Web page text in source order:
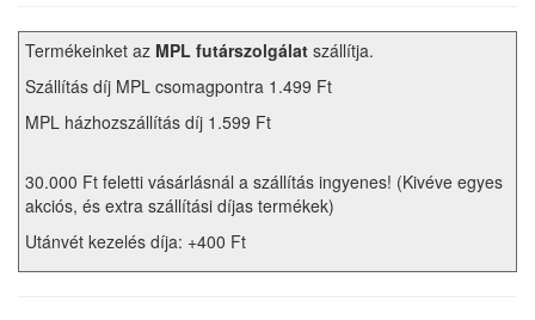
Termékeinket az MPL futárszolgálat szállítja.
Szállítás díj MPL csomagpontra 1.499 Ft
MPL házhozszállítás díj 1.599 Ft
30.000 Ft feletti vásárlásnál a szállítás ingyenes! (Kivéve egyes
akciós, és extra szállítási díjas termékek)
Utánvét kezelés díja: +400 Ft